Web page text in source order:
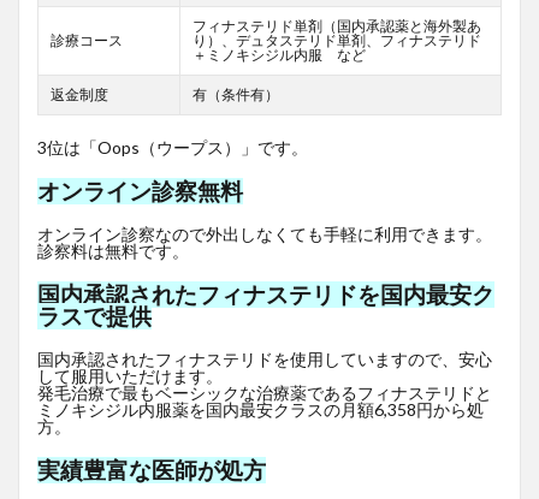
診療コース
フィナステリド単剤（国内承認薬と海外製あ
り）、デュタステリド単剤、フィナステリド
＋ミノキシジル内服 など
返金制度 有（条件有）
3位は「Oops（ウープス）」です。
オンライン診察無料
オンライン診察なので外出しなくても手軽に利用できます。
診察料は無料です。
国内承認されたフィナステリドを国内最安ク
ラスで提供
国内承認されたフィナステリドを使用していますので、安心
して服用いただけます。
発毛治療で最もベーシックな治療薬であるフィナステリドと
ミノキシジル内服薬を国内最安クラスの月額6,358円から処
方。
実績豊富な医師が処方